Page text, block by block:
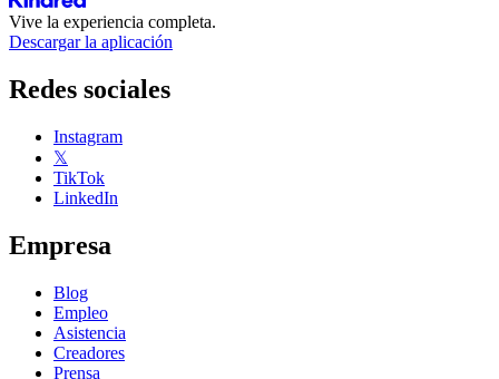
Vive la experiencia completa.
Descargar la aplicación
Redes sociales
Instagram
𝕏
TikTok
LinkedIn
Empresa
Blog
Empleo
Asistencia
Creadores
Prensa